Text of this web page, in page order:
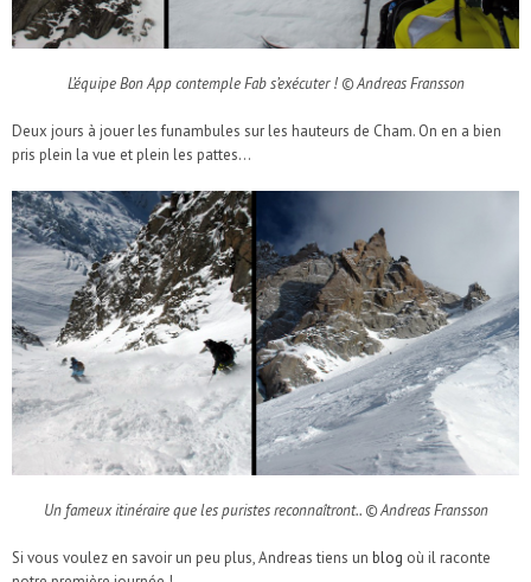
L’équipe Bon App contemple Fab s’exécuter ! © Andreas Fransson
Deux jours à jouer les funambules sur les hauteurs de Cham. On en a bien
pris plein la vue et plein les pattes…
Un fameux itinéraire que les puristes reconnaîtront.. © Andreas Fransson
Si vous voulez en savoir un peu plus, Andreas tiens un blog où il raconte